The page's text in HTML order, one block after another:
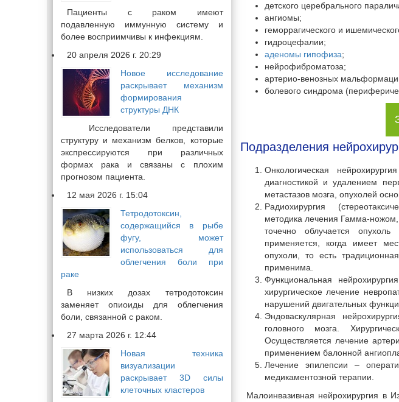
Пациенты с раком имеют
подавленную иммунную систему и
более восприимчивы к инфекциям.
20 апреля 2026 г. 20:29
Новое исследование
раскрывает механизм
формирования
структуры ДНК
Исследователи представили
структуру и механизм белков, которые
экспрессируются при различных
формах рака и связаны с плохим
прогнозом пациента.
12 мая 2026 г. 15:04
Тетродотоксин,
содержащийся в рыбе
фугу, может
использоваться для
облегчения боли при
раке
В низких дозах тетродотоксин
заменяет опиоиды для облегчения
боли, связанной с раком.
27 марта 2026 г. 12:44
Новая техника
визуализации
раскрывает 3D силы
клеточных кластеров
детского церебрального
ангиомы;
геморрагического и
гидроцефалии;
аденомы гипофиза;
нейрофиброматоза;
артерио-венозных
болевого синдрома
Подразделения
Онкологическая
диагностикой и удалением
метастазов мозга, опухолей
Радиохирургия
методика лечения Гамма-
точечно облучается
применяется, когда имеет
опухоли, то есть
применима.
Функциональная
хирургическое лечение
нарушений двигательных
Эндоваскулярная
головного мозга.
Осуществляется лечение
применением балонной
Лечение эпилепсии –
медикаментозной терапии.
Малоинвазивная нейрохирургия в